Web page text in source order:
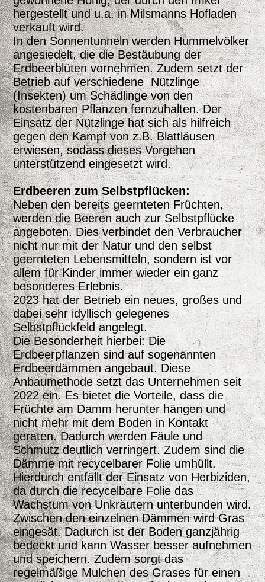
hergestellt und u.a. in Milsmanns Hofladen
verkauft wird.
In den Sonnentunneln werden Hummelvölker
angesiedelt, die die Bestäubung der
Erdbeerblüten vornehmen. Zudem setzt der
Betrieb auf verschiedene Nützlinge
(Insekten) um Schädlinge von den
kostenbaren Pflanzen fernzuhalten. Der
Einsatz der Nützlinge hat sich als hilfreich
gegen den Kampf von z.B. Blattläusen
erwiesen, sodass dieses Vorgehen
unterstützend eingesetzt wird.
Erdbeeren zum Selbstpflücken:
Neben den bereits geernteten Früchten,
werden die Beeren auch zur Selbstpflücke
angeboten. Dies verbindet den Verbraucher
nicht nur mit der Natur und den selbst
geernteten Lebensmitteln, sondern ist vor
allem für Kinder immer wieder ein ganz
besonderes Erlebnis.
2023 hat der Betrieb ein neues, großes und
dabei sehr idyllisch gelegenes
Selbstpflückfeld angelegt.
Die Besonderheit hierbei: Die
Erdbeerpflanzen sind auf sogenannten
Erdbeerdämmen angebaut. Diese
Anbaumethode setzt das Unternehmen seit
2022 ein. Es bietet die Vorteile, dass die
Früchte am Damm herunter hängen und
nicht mehr mit dem Boden in Kontakt
geraten. Dadurch werden Fäule und
Schmutz deutlich verringert. Zudem sind die
Dämme mit recycelbarer Folie umhüllt.
Hierdurch entfällt der Einsatz von Herbiziden,
da durch die recycelbare Folie das
Wachstum von Unkräutern unterbunden wird.
Zwischen den einzelnen Dämmen wird Gras
eingesät. Dadurch ist der Boden ganzjährig
bedeckt und kann Wasser besser aufnehmen
und speichern. Zudem sorgt das
regelmäßige Mulchen des Grases für einen